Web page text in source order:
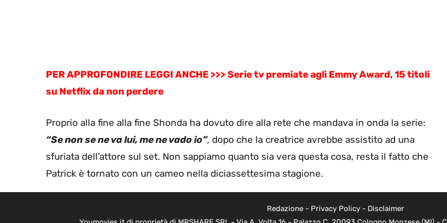
PER APPROFONDIRE LEGGI ANCHE >>> Serie tv premiate agli Emmy Award, 15 titoli
su Netflix da non perdere
Proprio alla fine alla fine Shonda ha dovuto dire alla rete che mandava in onda la serie:
“Se non se ne va lui, me ne vado io”, dopo che la creatrice avrebbe assistito ad una
sfuriata dell’attore sul set. Non sappiamo quanto sia vera questa cosa, resta il fatto che
Patrick è tornato con un cameo nella diciassettesima stagione.
Redazione- Privacy Policy- Disclaimer